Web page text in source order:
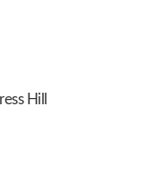
Hill